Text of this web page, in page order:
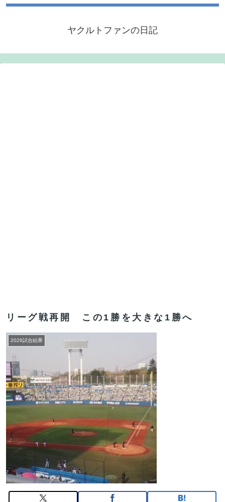
ヤクルトファンの日記
リーグ戦再開 この1勝を大きな1勝へ
2026試合結果